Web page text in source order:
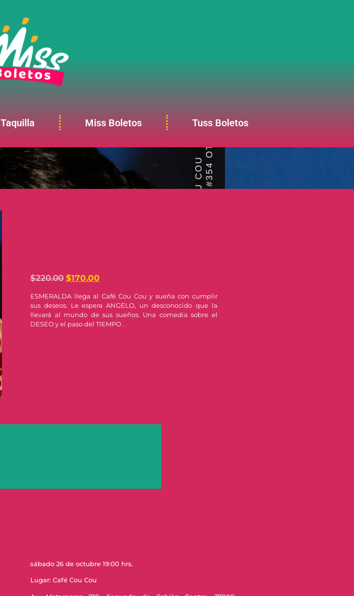
Taquilla Miss Boletos Tuss Boletos
$220.00 $170.00
ESMERALDA llega al Café Cou Cou y sueña con cumplir
sus deseos. Le espera ANGELO, un desconocido que la
llevará al mundo de sus sueños. Una comedia sobre el
DESEO y el paso del TIEMPO .
sábado 26 de octubre 19:00 hrs.
Lugar: Café Cou Cou